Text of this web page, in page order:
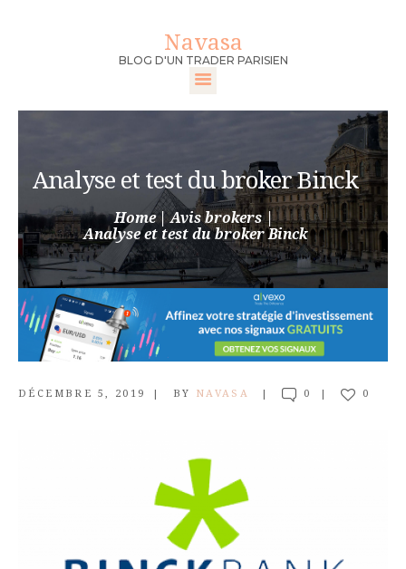
Navasa
BLOG D'UN TRADER PARISIEN
Analyse et test du broker Binck
Home
Avis brokers
Analyse et test du broker Binck
Navasa
BLOG D'UN TRADER PARISIEN
DEVENIR TRADER
FORMATION
TRADER
MEILLEURS
BROKERS
CONTACT
DÉCEMBRE 5, 2019 BY NAVASA 0 0